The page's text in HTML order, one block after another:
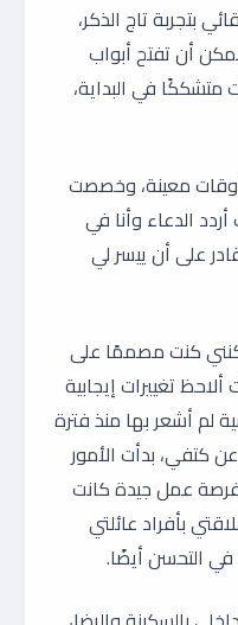
بتجربة تاج الذكر،
أن تفتح أبواب
متشككًا في البداية،
أوقات معينة، وخصصت
أردد الدعاء وأنا في
على أن ييسر لي
لكنني كنت مصممًا على
ألاحظ تغييرات إيجابية
لم أشعر بها منذ فترة
كتفي، بدأت الأمور
عمل جيدة كانت
بأفراد عائلتي
في التحسن أيضًا.